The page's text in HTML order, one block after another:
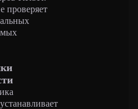
проверяет